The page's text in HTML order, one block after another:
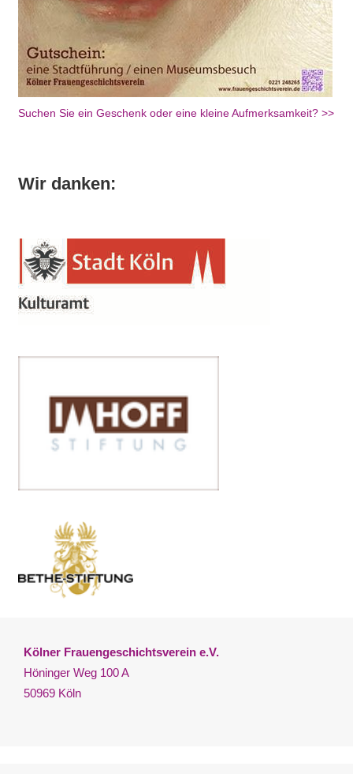
Suchen Sie ein Geschenk oder eine kleine Aufmerksamkeit? >>
Wir danken:
Kölner Frauengeschichtsverein e.V.
Höninger Weg 100 A
50969 Köln